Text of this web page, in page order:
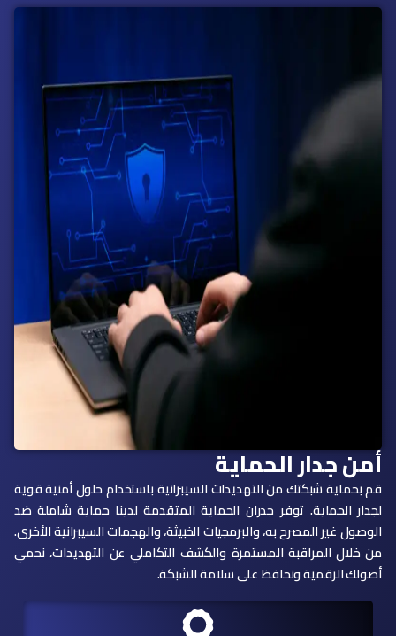
أمن جدار الحماية
قم بحماية شبكتك من التهديدات السيبرانية باستخدام حلول أمنية قوية
لجدار الحماية. توفر جدران الحماية المتقدمة لدينا حماية شاملة ضد
الوصول غير المصرح به، والبرمجيات الخبيثة، والهجمات السيبرانية الأخرى.
من خلال المراقبة المستمرة والكشف التكاملي عن التهديدات، نحمي
أصولك الرقمية ونحافظ على سلامة الشبكة.